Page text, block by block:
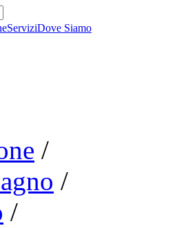
ServiziDove Siamo
/
/
/